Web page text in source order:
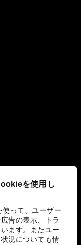
を使用し
って、ユーザー
告の表示、トラ
ます。またユー
況についても情